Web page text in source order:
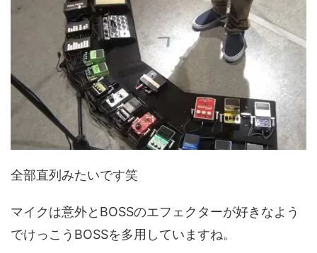
全部直列みたいです笑
マイクは意外とBOSSのエフェクターが好きなよう
でけっこうBOSSを多用していますね。